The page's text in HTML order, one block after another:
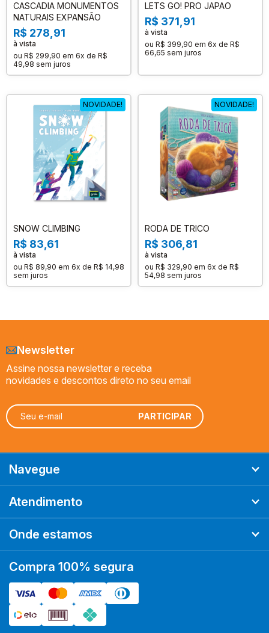
CASCADIA MONUMENTOS
NATURAIS EXPANSÃO
R$ 278,91
à vista
ou R$ 299,90 em 6x de R$
49,98 sem juros
LETS GO! PRO JAPAO
R$ 371,91
à vista
ou R$ 399,90 em 6x de R$
66,65 sem juros
NOVIDADE!
SNOW CLIMBING
R$ 83,61
à vista
ou R$ 89,90 em 6x de R$ 14,98
sem juros
NOVIDADE!
RODA DE TRICO
R$ 306,81
à vista
ou R$ 329,90 em 6x de R$
54,98 sem juros
Newsletter
Assine nossa newsletter e receba
novidades e descontos direto no seu email
Navegue
Atendimento
Onde estamos
Compra 100% segura